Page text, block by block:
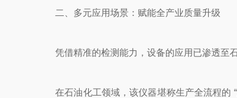
二、多元应用场景：赋能全产业质量升级
凭借精准的检测能力，设备的应用已渗透至石
在石油化工领域，该仪器堪称生产全流程的 “